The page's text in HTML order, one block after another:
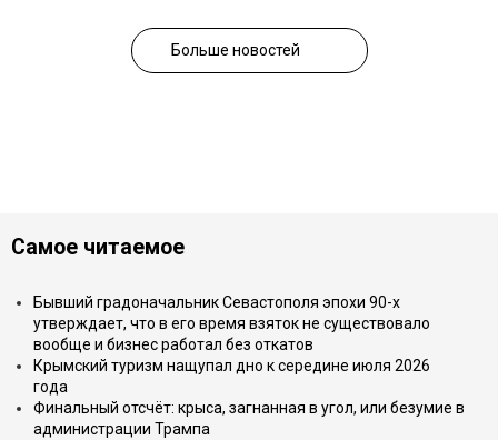
Больше новостей
Самое читаемое
Бывший градоначальник Севастополя эпохи 90-х
утверждает, что в его время взяток не существовало
вообще и бизнес работал без откатов
Крымский туризм нащупал дно к середине июля 2026
года
Финальный отсчёт: крыса, загнанная в угол, или безумие в
администрации Трампа